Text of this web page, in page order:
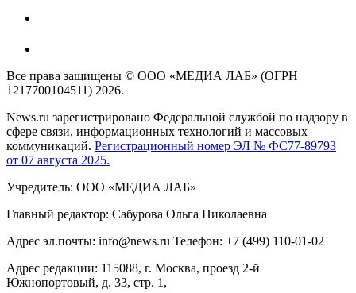
Все права защищены © ООО «МЕДИА ЛАБ» (ОГРН
1217700104511) 2026.
News.ru зарегистрировано Федеральной службой по надзору в
сфере связи, информационных технологий и массовых
коммуникаций. Регистрационный номер ЭЛ № ФС77-89793
от 07 августа 2025.
Учредитель: ООО «МЕДИА ЛАБ»
Главный редактор: Сабурова Ольга Николаевна
Адрес эл.почты: info@news.ru Телефон: +7 (499) 110-01-02
Адрес редакции: 115088, г. Москва, проезд 2-й
Южнопортовый, д. 33, стр. 1,